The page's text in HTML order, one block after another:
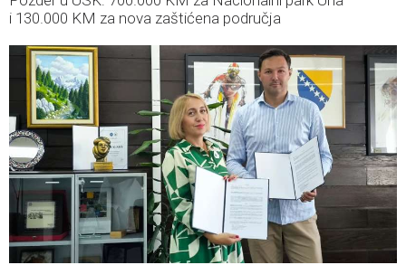
i 130.000 KM za nova zaštićena područja